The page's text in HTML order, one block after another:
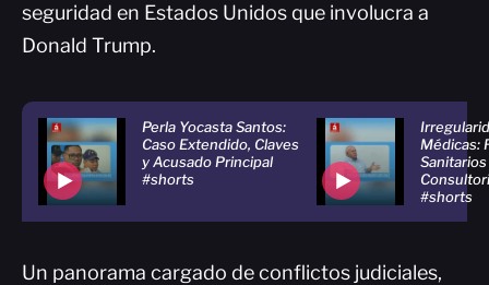
seguridad en Estados Unidos que involucra a
Donald Trump.
Perla Yocasta Santos:
Caso Extendido, Claves
y Acusado Principal
#shorts
Médicas:
#shorts
Un panorama cargado de conflictos judiciales,